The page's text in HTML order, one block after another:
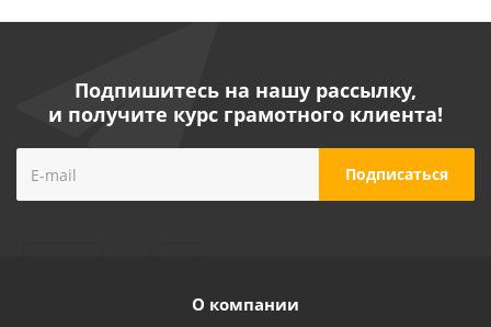
Подпишитесь на нашу рассылку,
и получите курс грамотного клиента!
О компании